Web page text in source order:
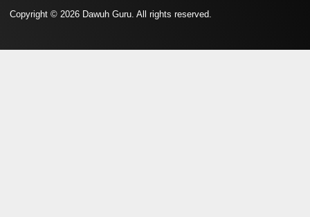
Copyright © 2026 Dawuh Guru. All rights reserved.